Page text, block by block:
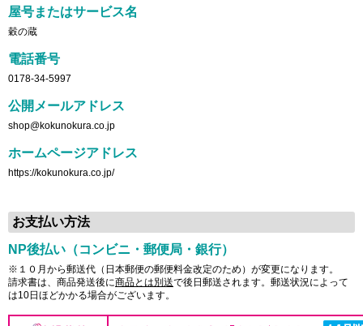
屋号またはサービス名
穀の蔵
電話番号
0178-34-5997
公開メールアドレス
shop@kokunokura.co.jp
ホームページアドレス
https://kokunokura.co.jp/
お支払い方法
NP後払い（コンビニ・郵便局・銀行）
※１０月から郵送代（日本郵便の郵便料金改定のため）が変更になります。
請求書は、商品発送後に商品とは別送で後日郵送されます。郵送状況によって
は10日ほどかかる場合がございます。